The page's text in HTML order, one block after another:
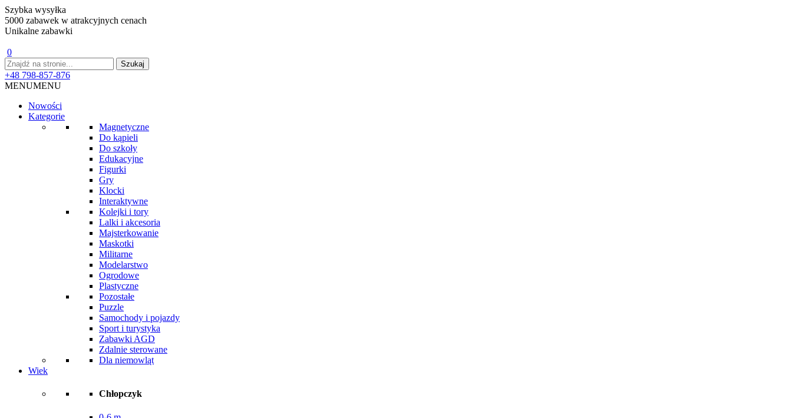
Szybka wysyłka
5000 zabawek w atrakcyjnych cenach
Unikalne zabawki
0
+48 798-857-876
MENUMENU
Nowości
Kategorie
Magnetyczne
Do kąpieli
Do szkoły
Edukacyjne
Figurki
Gry
Klocki
Interaktywne
Kolejki i tory
Lalki i akcesoria
Majsterkowanie
Maskotki
Militarne
Modelarstwo
Ogrodowe
Plastyczne
Pozostałe
Puzzle
Samochody i pojazdy
Sport i turystyka
Zabawki AGD
Zdalnie sterowane
Dla niemowląt
Wiek
Chłopczyk